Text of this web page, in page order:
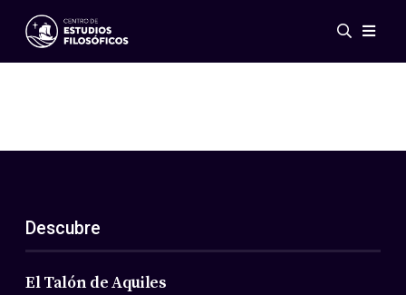
Eventos
ES
EN
Acerca de nosotros
Miembros
Descubre
El Talón de Aquiles